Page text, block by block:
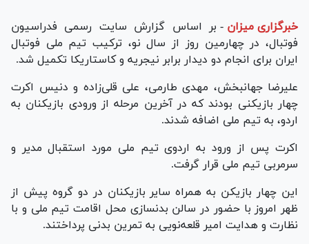
خبرگزاری میزان - بر اساس گزارش سایت رسمی فدراسیون
فوتبال، در چهارمین روز از سال نو، ترکیب تیم ملی فوتبال
ایران برای انجام دو دیدار برابر نیجریه و کاستاریکا تکمیل شد.
علیرضا جهانبخش، مهدی طارمی، علی قلی‌زاده و دنیس اکرت
چهار بازیکنی بودند که در آخرین مرحله از ورودی بازیکنان به
اردو، به تیم ملی اضافه شدند.
اکرت پس از ورود به اردوی تیم ملی مورد استقبال مدیر و
سرمربی تیم ملی قرار گرفت.
این چهار بازیکن به همراه سایر بازیکنان در دو گروه پیش از
ظهر امروز با حضور در سالن بدنسازی محل اقامت تیم ملی و با
نظارت و هدایت امیر قلعه‌نویی به تمرین بدنی پرداختند.